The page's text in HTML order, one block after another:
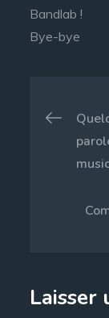
Bandlab !
Bye-bye
de
Laisser